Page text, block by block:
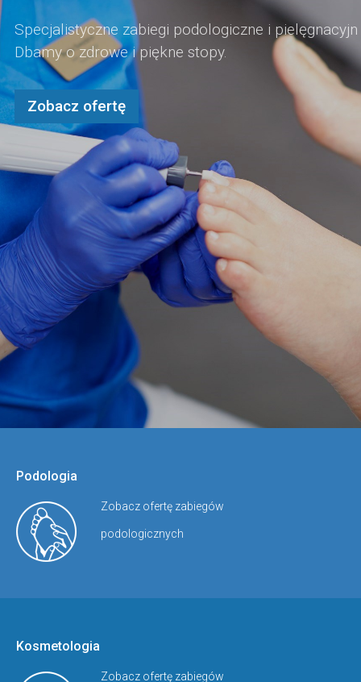
Podologia
Zobacz ofertę zabiegów
podologicznych
Kosmetologia
Zobacz ofertę zabiegów